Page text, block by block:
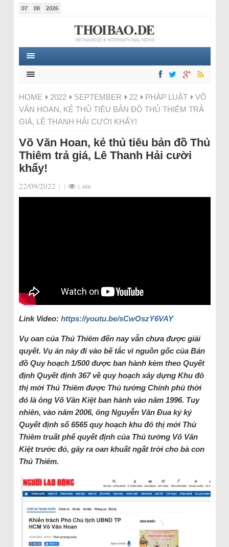
07 08 2026
HOME 2022 SEPTEMBER 22 PHÁP LUẬT
VÕ
VĂN HOAN, KẺ THỦ TIÊU BẢN ĐỒ THỦ THIÊM TRẢ
GIÁ, LÊ THANH HẢI CƯỜI KHẨY!
Võ Văn Hoan, kẻ thủ tiêu bản đồ Thủ
Thiêm trả giá, Lê Thanh Hải cười
khẩy!
22/09/2022 | | 1.486
Link Video: https://youtu.be/sCwOszY6VAY
Vụ oan của Thủ Thiêm đến nay vẫn chưa được giải
quyết. Vụ án này đi vào bế tắc vì nguồn gốc của Bản
đồ Quy hoạch 1/500 được ban hành kèm theo Quyết
định Quyết định 367 về quy hoạch xây dựng Khu đô
thị mới Thủ Thiêm được Thủ tướng Chính phủ thời
đó là ông Võ Văn Kiệt ban hành vào năm 1996. Tuy
nhiên, vào năm 2006, ông Nguyễn Văn Đua ký ký
Quyết định số 6565 quy hoạch khu đô thị mới Thủ
Thiêm truất phế quyết định của Thủ tướng Võ Văn
Kiệt trước đó, gây ra oan khuất ngất trời cho bà con
Thủ Thiêm.